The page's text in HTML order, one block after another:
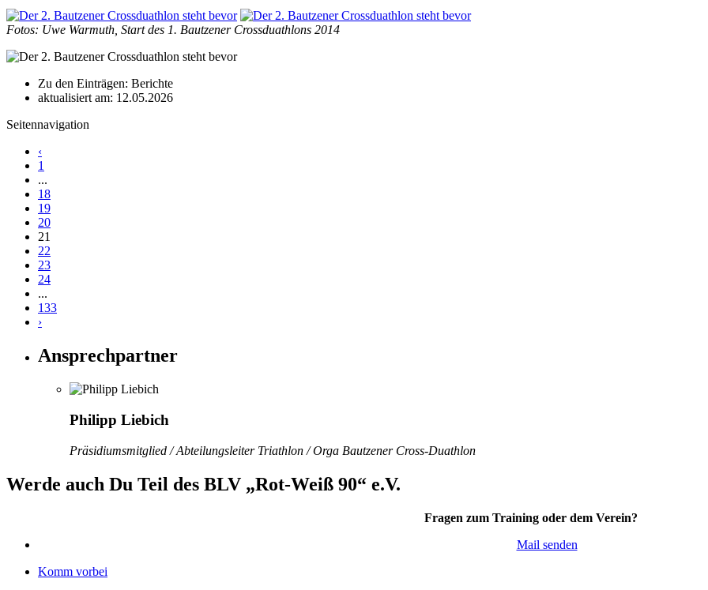
Fotos: Uwe Warmuth, Start des 1. Bautzener Crossduathlons 2014
Zu den Einträgen: Berichte
aktualisiert am: 12.05.2026
Seitennavigation
‹
1
...
18
19
20
21
22
23
24
...
133
›
Ansprechpartner
Philipp Liebich
Präsidiumsmitglied / Abteilungsleiter Triathlon / Orga Bautzener Cross-Duathlon
Werde auch Du Teil des BLV „Rot-Weiß 90“ e.V.
Fragen zum Training oder dem Verein?
Mail senden
Komm vorbei